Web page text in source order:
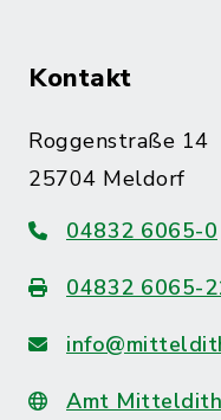
Kontakt
Roggenstraße 14
25704 Meldorf
04832 6065-0
04832 6065-
Amt